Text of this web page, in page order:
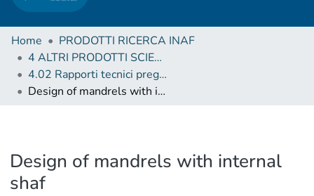
Home
PRODOTTI RICERCA INAF
4 ALTRI PRODOTTI SCIENTIFICI (Other scientific products)
4.02 Rapporti tecnici pregressi
Design of mandrels with internal shaf
Design of mandrels with internal
shaf